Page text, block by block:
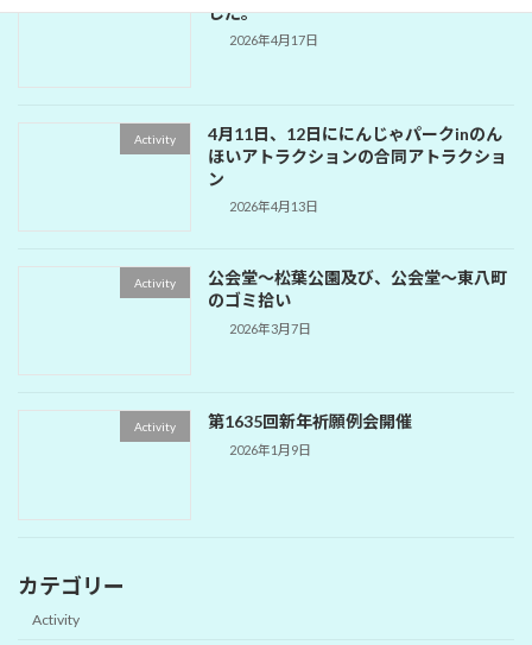
した。
2026年4月17日
Activity
4月11日、12日ににんじゃパークinのん
ほいアトラクションの合同アトラクショ
ン
2026年4月13日
Activity
公会堂～松葉公園及び、公会堂～東八町
のゴミ拾い
2026年3月7日
Activity 第1635回新年祈願例会開催
2026年1月9日
カテゴリー
Activity